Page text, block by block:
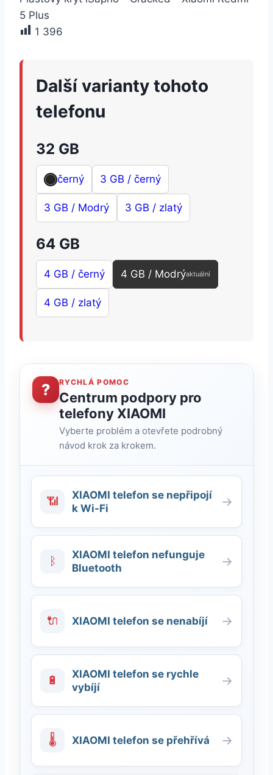
5 Plus
1 396
Další varianty tohoto
telefonu
32 GB
černý 3 GB / černý
3 GB / Modrý 3 GB / zlatý
64 GB
4 GB / černý 4 GB / Modrýaktuální
4 GB / zlatý
? RYCHLÁ POMOC
Centrum podpory pro
telefony XIAOMI
Vyberte problém a otevřete podrobný
návod krok za krokem.
📶
XIAOMI telefon se nepřipojí
k Wi-Fi
→
ᛒ
XIAOMI telefon nefunguje
Bluetooth
→
🔌 XIAOMI telefon se nenabíjí →
🔋
XIAOMI telefon se rychle
vybíjí
→
🌡 XIAOMI telefon se přehřívá →